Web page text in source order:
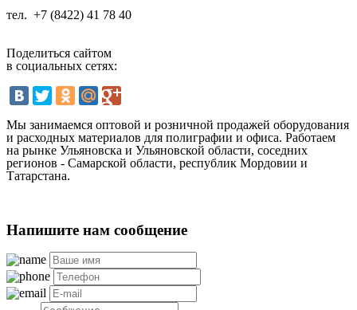
тел. +7 (8422) 41 78 40
Поделиться сайтом
в социальных сетях:
Мы занимаемся оптовой и розничной продажей оборудования
и расходных материалов для полиграфии и офиса. Работаем
на рынке Ульяновска и Ульяновской области, соседних
регионов - Самарской области, республик Мордовии и
Татарстана.
Напишите нам сообщение